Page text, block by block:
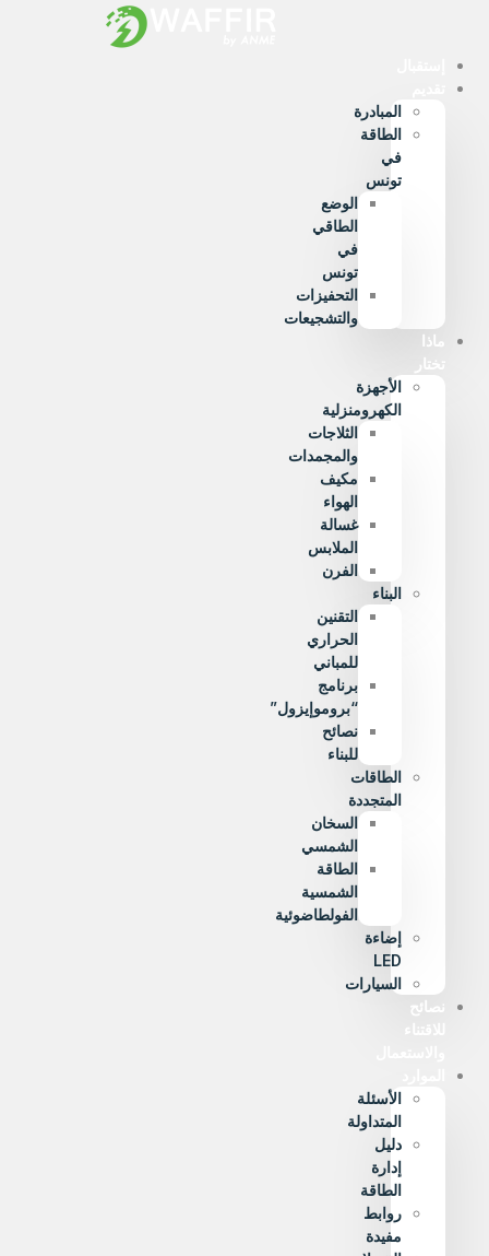
المبادرة
الطاقة
في
تونس
الوضع
الطاقي
في
تونس
التحفيزات
والتشجيعات
ماذا
تختار
الأجهزة
الكهرومنزلية
الثلاجات
والمجمدات
مكيف
الهواء
غسالة
الملابس
الفرن
البناء
التقنين
الحراري
للمباني
برنامج
“بروموإيزول”
نصائح
للبناء
الطاقات
المتجددة
السخان
الشمسي
الطاقة
الشمسية
الفولطاضوئية
إضاءة
LED
السيارات
نصائح
الأسئلة
المتداولة
دليل
إدارة
الطاقة
روابط
مفيدة